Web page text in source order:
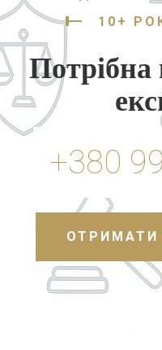
10+
Потрібна
+380
ОТРИМАТИ